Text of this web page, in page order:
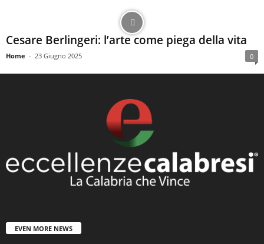
Cesare Berlingeri: l’arte come piega della vita
Home - 23 Giugno 2025 0
EVEN MORE NEWS